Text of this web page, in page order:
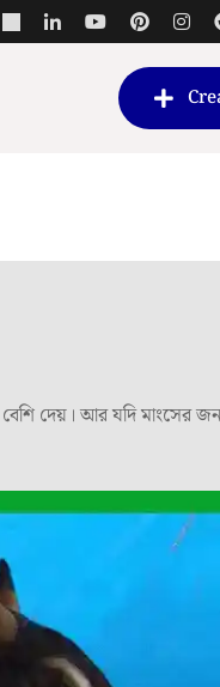
বেশি দেয়। আর যদি মাংসের